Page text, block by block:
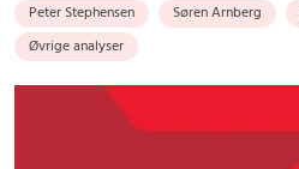
Peter Stephensen Søren Arnberg
Øvrige analyser